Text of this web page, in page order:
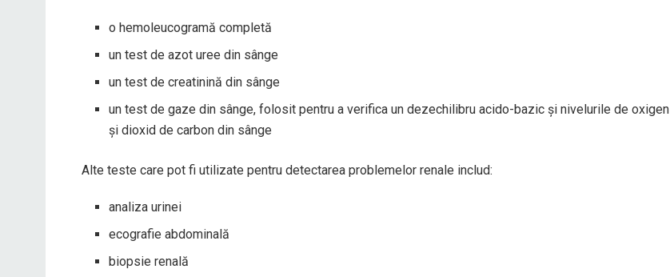
o hemoleucogramă completă
un test de azot uree din sânge
un test de creatinină din sânge
un test de gaze din sânge, folosit pentru a verifica un dezechilibru acido-bazic și nivelurile de oxigen
și dioxid de carbon din sânge
Alte teste care pot fi utilizate pentru detectarea problemelor renale includ:
analiza urinei
ecografie abdominală
biopsie renală